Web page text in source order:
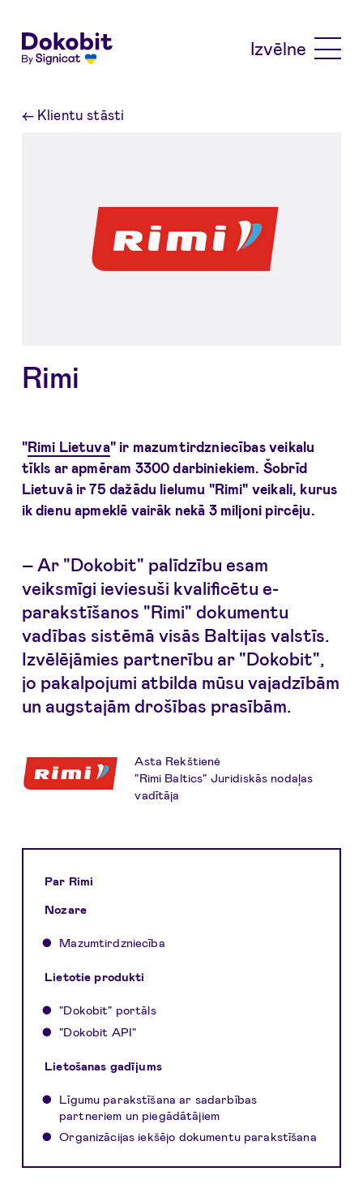
Izvēlne
←Klientu stāsti
Rimi
"Rimi Lietuva" ir mazumtirdzniecības veikalu
tīkls ar apmēram 3300 darbiniekiem. Šobrīd
Lietuvā ir 75 dažādu lielumu "Rimi" veikali, kurus
ik dienu apmeklē vairāk nekā 3 miljoni pircēju.
– Ar "Dokobit" palīdzību esam
veiksmīgi ieviesuši kvalificētu e-
parakstīšanos "Rimi" dokumentu
vadības sistēmā visās Baltijas valstīs.
Izvēlējāmies partnerību ar "Dokobit",
jo pakalpojumi atbilda mūsu vajadzībām
un augstajām drošības prasībām.
Asta Rekštienė
"Rimi Baltics" Juridiskās nodaļas
vadītāja
Par Rimi
Nozare
Mazumtirdzniecība
Lietotie produkti
"Dokobit" portāls
"Dokobit API"
Lietošanas gadījums
Līgumu parakstīšana ar sadarbības
partneriem un piegādātājiem
Organizācijas iekšējo dokumentu parakstīšana